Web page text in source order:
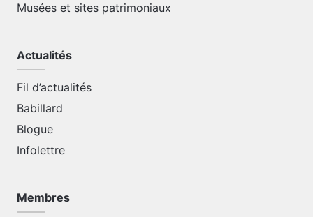
Musées et sites patrimoniaux
Actualités
Fil d’actualités
Babillard
Blogue
Infolettre
Membres